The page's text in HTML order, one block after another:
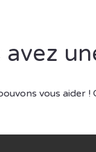
avez
vous aider !